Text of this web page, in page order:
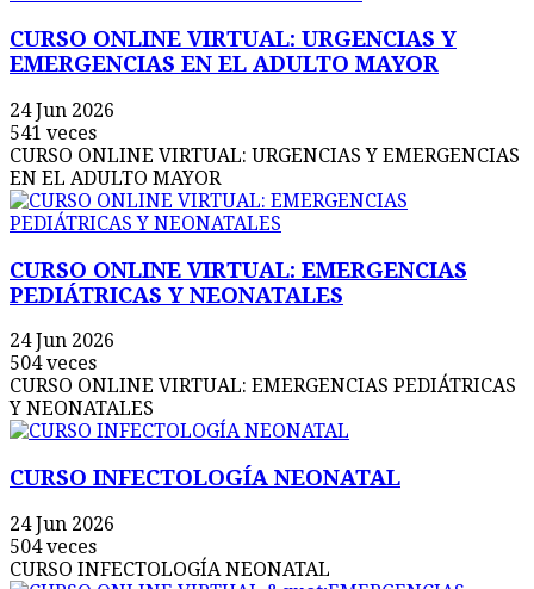
CURSO ONLINE VIRTUAL: URGENCIAS Y
EMERGENCIAS EN EL ADULTO MAYOR
24 Jun 2026
541 veces
CURSO ONLINE VIRTUAL: URGENCIAS Y EMERGENCIAS
EN EL ADULTO MAYOR
CURSO ONLINE VIRTUAL: EMERGENCIAS
PEDIÁTRICAS Y NEONATALES
24 Jun 2026
504 veces
CURSO ONLINE VIRTUAL: EMERGENCIAS PEDIÁTRICAS
Y NEONATALES
CURSO INFECTOLOGÍA NEONATAL
24 Jun 2026
504 veces
CURSO INFECTOLOGÍA NEONATAL